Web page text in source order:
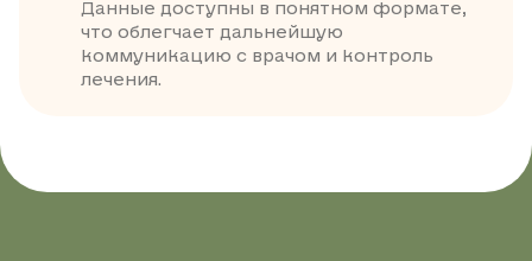
Данные доступны в понятном формате,
что облегчает дальнейшую
коммуникацию с врачом и контроль
лечения.